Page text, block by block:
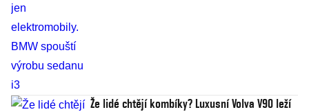
Že lidé chtějí kombíky? Luxusní Volva V90 leží